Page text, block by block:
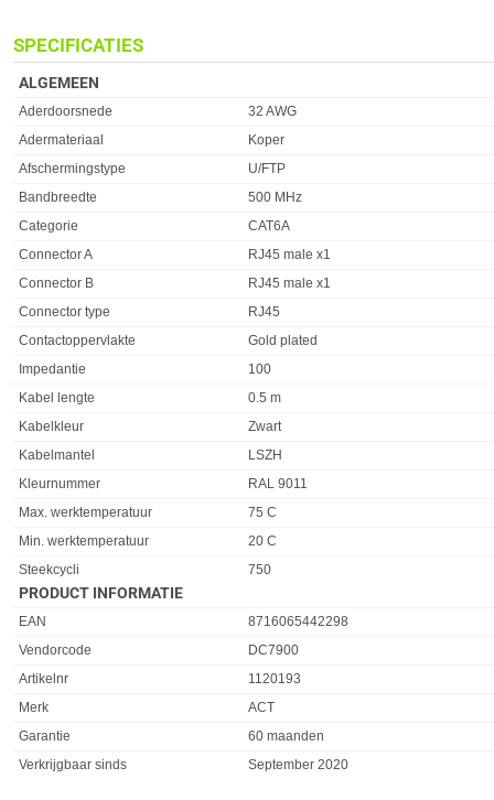
SPECIFICATIES
ALGEMEEN
Eigenschap Waarde
Aderdoorsnede
32 AWG
Adermateriaal
Koper
Afschermingstype
U/FTP
Bandbreedte
500 MHz
Categorie
CAT6A
Connector A
RJ45 male x1
Connector B
RJ45 male x1
Connector type
RJ45
Contactoppervlakte
Gold plated
Impedantie
100
Kabel lengte
0.5 m
Kabelkleur
Zwart
Kabelmantel
LSZH
Kleurnummer
RAL 9011
Max. werktemperatuur
75 C
Min. werktemperatuur
20 C
Steekcycli
750
PRODUCT INFORMATIE
EAN
8716065442298
Vendorcode
DC7900
Artikelnr
1120193
Merk
ACT
Garantie
60 maanden
Verkrijgbaar sinds
September 2020